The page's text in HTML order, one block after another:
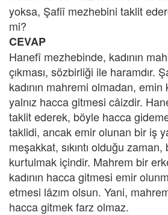
yoksa, Şafiî mezhebini taklit
mi?
CEVAP
Hanefî mezhebinde, kadının
çıkması, sözbirliği ile haramdır.
kadının mahremi olmadan, emin
yalnız hacca gitmesi câizdir.
taklit ederek, böyle hacca
taklidi, ancak emir olunan bir iş
meşakkat, sıkıntı olduğu zaman,
kurtulmak içindir. Mahrem bir
kadının hacca gitmesi emir
etmesi lâzım olsun. Yani,
hacca gitmek farz olmaz.